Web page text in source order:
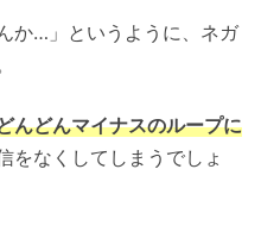
か…」というように、ネガ
んどんマイナスのループに
をなくしてしまうでしょ